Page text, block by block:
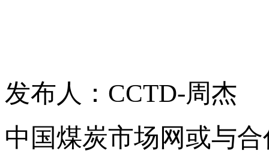
发布人：CCTD-周杰
中国煤炭市场网或与